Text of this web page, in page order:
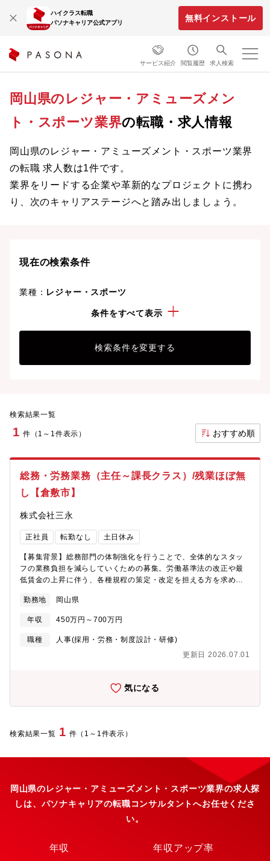
ハイクラス転職
パソナキャリア公式アプリ
無料インストール
サービス紹介 閲覧履歴 求人検索
岡山県のレジャー・アミューズメン
ト・スポーツ業界の転職・求人情報
岡山県のレジャー・アミューズメント・スポーツ業界
の転職 求人数は1件です。
業界をリードする企業や革新的なプロジェクトに携わ
り、次のキャリアステージへと踏み出しましょう。
現在の検索条件
業種： レジャー・スポーツ
条件をすべて表示
検索条件を変更する
検索結果一覧
1 件（1～1件表示） おすすめ順
総務・労務業務（主任～課長クラス）/残業ほぼ無
し【倉敷市】
株式会社三永
正社員 転勤なし 土日休み
【募集背景】総務部門の体制強化を行うことで、全体的なスタッ
フの業務負担を減らしていくための募集。労働基準法の改正や最
低賃金の上昇に伴う、各種規程の策定・改定を担える方を求めて
含めた社内全体の総務・労務業務を担当いただきます。業務によ
っては、社労士事務所へ外注しておりますので、社労士の方との
やり取りもあります。《具体的な業務内容》■評価制度や賃金制度
の運用・改善、社内プレゼン■就業規則・社内規定の改定（法改正
内コンプライアンス体制の強化など■給与・賞与計算■社会保険の
手続き■年末調整の準備と確認、社労士への依頼■社内行事（社会
貢献活動）に関する発信、手続き、対応等（広報活動）■備品の発
注、管理■社内設備の管理 など【同社で働く魅力・やりがい】店
直接貢献できるポジションです。評価制度や賃金制度、就業規則
く、経営層に近い立場で将来的に経営へ関わるチャンスもある、
やりがいの大きい仕事です。【キャリアアップに関して】給与計
算や社会保険、規程改定などの幅広い実務を通じて専門性を高め
られるほか、制度運用・改善や社内プレゼンにも携わることで企
画力も身につきます。経験や実績に応じて、最短1年での昇進・昇
格実績もあり、早期にステップアップを目指せる環境です。【組
たオフィスで、働きやすい環境が整っています。管理部門は固定
席ですが、全体的にはフリーデスクを採用しており、部署を越え
勤務地 岡山県
年収 450万円～700万円
職種
人事(採用・労務・制度設計・研修)
更新日 2026.07.01
気になる
検索結果一覧 1 件（1～1件表示）
岡山県のレジャー・アミューズメント・スポーツ業界の求人探
しは、パソナキャリアの転職コンサルタントへお任せくださ
い。
年収 年収アップ率